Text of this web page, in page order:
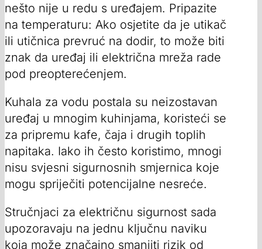
nešto nije u redu s uređajem. Pripazite
na temperaturu: Ako osjetite da je utikač
ili utičnica prevruć na dodir, to može biti
znak da uređaj ili električna mreža rade
pod preopterećenjem.
Kuhala za vodu postala su neizostavan
uređaj u mnogim kuhinjama, koristeći se
za pripremu kafe, čaja i drugih toplih
napitaka. Iako ih često koristimo, mnogi
nisu svjesni sigurnosnih smjernica koje
mogu spriječiti potencijalne nesreće.
Stručnjaci za električnu sigurnost sada
upozoravaju na jednu ključnu naviku
koja može značajno smanjiti rizik od